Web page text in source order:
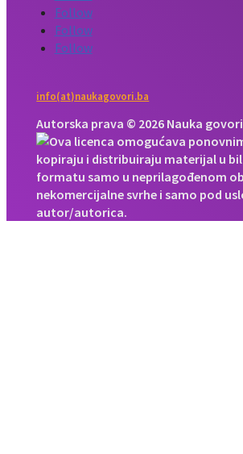
Follow
Follow
Follow
info(at)naukagovori.ba
Autorska prava © 2026 Nauka govori